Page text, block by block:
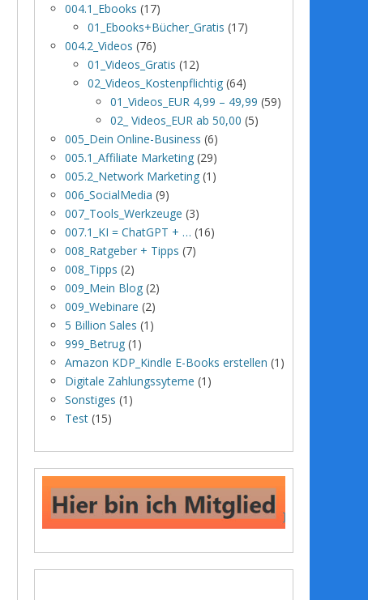
004.1_Ebooks (17)
01_Ebooks+Bücher_Gratis (17)
004.2_Videos (76)
01_Videos_Gratis (12)
02_Videos_Kostenpflichtig (64)
01_Videos_EUR 4,99 – 49,99 (59)
02_ Videos_EUR ab 50,00 (5)
005_Dein Online-Business (6)
005.1_Affiliate Marketing (29)
005.2_Network Marketing (1)
006_SocialMedia (9)
007_Tools_Werkzeuge (3)
007.1_KI = ChatGPT + … (16)
008_Ratgeber + Tipps (7)
008_Tipps (2)
009_Mein Blog (2)
009_Webinare (2)
5 Billion Sales (1)
999_Betrug (1)
Amazon KDP_Kindle E-Books erstellen (1)
Digitale Zahlungssyteme (1)
Sonstiges (1)
Test (15)